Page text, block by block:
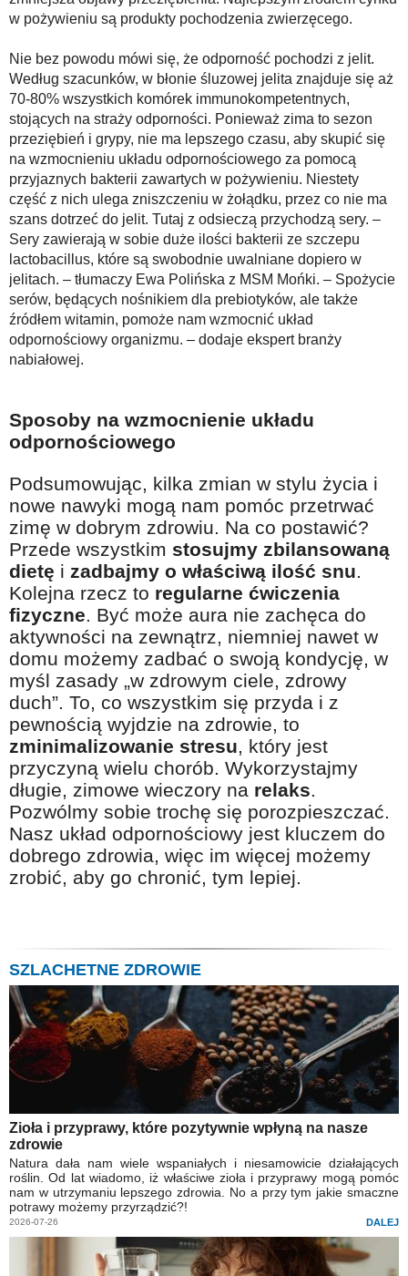
w pożywieniu są produkty pochodzenia zwierzęcego.
Nie bez powodu mówi się, że odporność pochodzi z jelit.
Według szacunków, w błonie śluzowej jelita znajduje się aż
70-80% wszystkich komórek immunokompetentnych,
stojących na straży odporności. Ponieważ zima to sezon
przeziębień i grypy, nie ma lepszego czasu, aby skupić się
na wzmocnieniu układu odpornościowego za pomocą
przyjaznych bakterii zawartych w pożywieniu. Niestety
część z nich ulega zniszczeniu w żołądku, przez co nie ma
szans dotrzeć do jelit. Tutaj z odsieczą przychodzą sery. –
Sery zawierają w sobie duże ilości bakterii ze szczepu
lactobacillus, które są swobodnie uwalniane dopiero w
jelitach. – tłumaczy Ewa Polińska z MSM Mońki. – Spożycie
serów, będących nośnikiem dla prebiotyków, ale także
źródłem witamin, pomoże nam wzmocnić układ
odpornościowy organizmu. – dodaje ekspert branży
nabiałowej.
Sposoby na wzmocnienie układu
odpornościowego
Podsumowując, kilka zmian w stylu życia i
nowe nawyki mogą nam pomóc przetrwać
zimę w dobrym zdrowiu. Na co postawić?
Przede wszystkim stosujmy zbilansowaną
dietę i zadbajmy o właściwą ilość snu.
Kolejna rzecz to regularne ćwiczenia
fizyczne. Być może aura nie zachęca do
aktywności na zewnątrz, niemniej nawet w
domu możemy zadbać o swoją kondycję, w
myśl zasady „w zdrowym ciele, zdrowy
duch”. To, co wszystkim się przyda i z
pewnością wyjdzie na zdrowie, to
zminimalizowanie stresu, który jest
przyczyną wielu chorób. Wykorzystajmy
długie, zimowe wieczory na relaks.
Pozwólmy sobie trochę się porozpieszczać.
Nasz układ odpornościowy jest kluczem do
dobrego zdrowia, więc im więcej możemy
zrobić, aby go chronić, tym lepiej.
SZLACHETNE ZDROWIE
Zioła i przyprawy, które pozytywnie wpłyną na nasze
zdrowie
Natura dała nam wiele wspaniałych i niesamowicie działających
roślin. Od lat wiadomo, iż właściwe zioła i przyprawy mogą pomóc
nam w utrzymaniu lepszego zdrowia. No a przy tym jakie smaczne
potrawy możemy przyrządzić?!
2026-07-26 DALEJ